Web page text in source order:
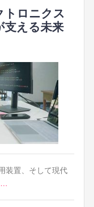
トロニクス
支える未来
装置、そして現代
…